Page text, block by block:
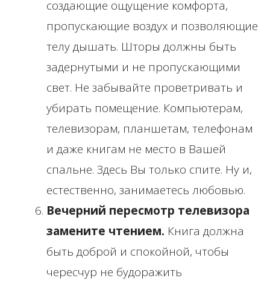
создающие ощущение комфорта,
пропускающие воздух и позволяющие
телу дышать. Шторы должны быть
задернутыми и не пропускающими
свет. Не забывайте проветривать и
убирать помещение. Компьютерам,
телевизорам, планшетам, телефонам
и даже книгам не место в Вашей
спальне. Здесь Вы только спите. Ну и,
естественно, занимаетесь любовью.
Вечерний пересмотр телевизора
замените чтением. Книга должна
быть доброй и спокойной, чтобы
чересчур не будоражить